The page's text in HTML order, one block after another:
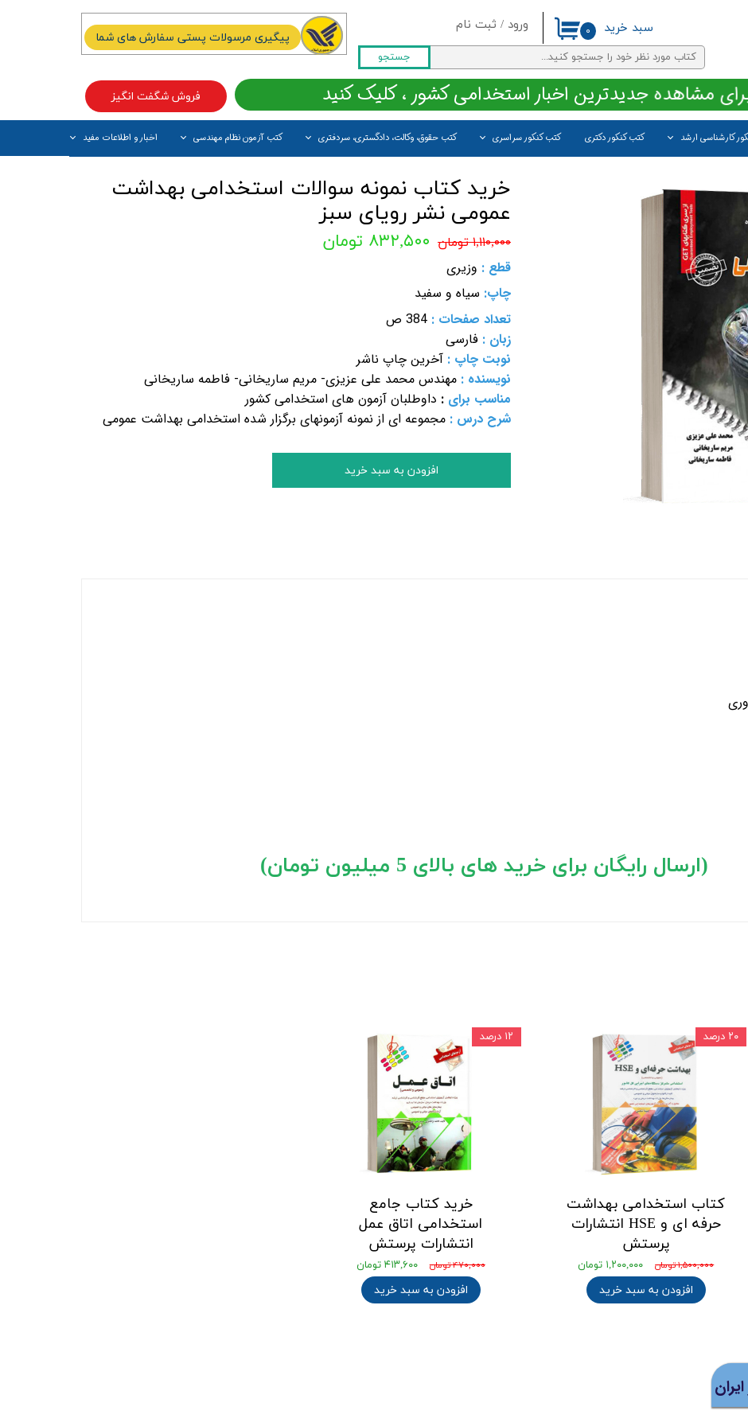
ورود / ثبت نام
حساب کاربری من
تغییر گذر واژه
سفارشات
خروج از حساب کاربری
جستجو
کارشناسی ارشد کتب کنکور دکتری کتب کنکور سراسری کتب حقوق، وکالت، دادگستری، سردفتری کتب آزمون نظام مهندسی اخبار و اطلاعات مفید
۰ سبد خرید
فروش شگفت انگیز مشاهده جدیدترین اخبار استخدامی کشور ، کلیک کنید
پیگیری مرسولات پستی سفارش های شما
خرید کتاب نمونه سوالات استخدامی بهداشت
عمومی نشر رویای سبز
۱,۱۱۰,۰۰۰ تومان ۸۳۲,۵۰۰ تومان
قطع : وزیری
چاپ: سیاه و سفید
تعداد صفحات : 384 ص
زبان : فارسی
نوبت چاپ : آخرین چاپ ناشر
نویسنده : مهندس محمد علی عزیزی- مریم ساریخانی- فاطمه ساریخانی
مناسب برای : داوطلبان آزمون های استخدامی کشور
شرح درس : مجموعه ای از نمونه آزمونهای برگزار شده استخدامی بهداشت عمومی
افزودن به سبد خرید
های بالای 5 میلیون تومان)
کتاب استخدامی بهداشت
حرفه ای و HSE انتشارات
پرستش
۱,۵۰۰,۰۰۰ تومان ۱,۲۰۰,۰۰۰ تومان
افزودن به سبد خرید
۲۰ درصد
خرید کتاب جامع
استخدامی اتاق عمل
انتشارات پرستش
۴۷۰,۰۰۰ تومان ۴۱۳,۶۰۰ تومان
افزودن به سبد خرید
۱۲ درصد